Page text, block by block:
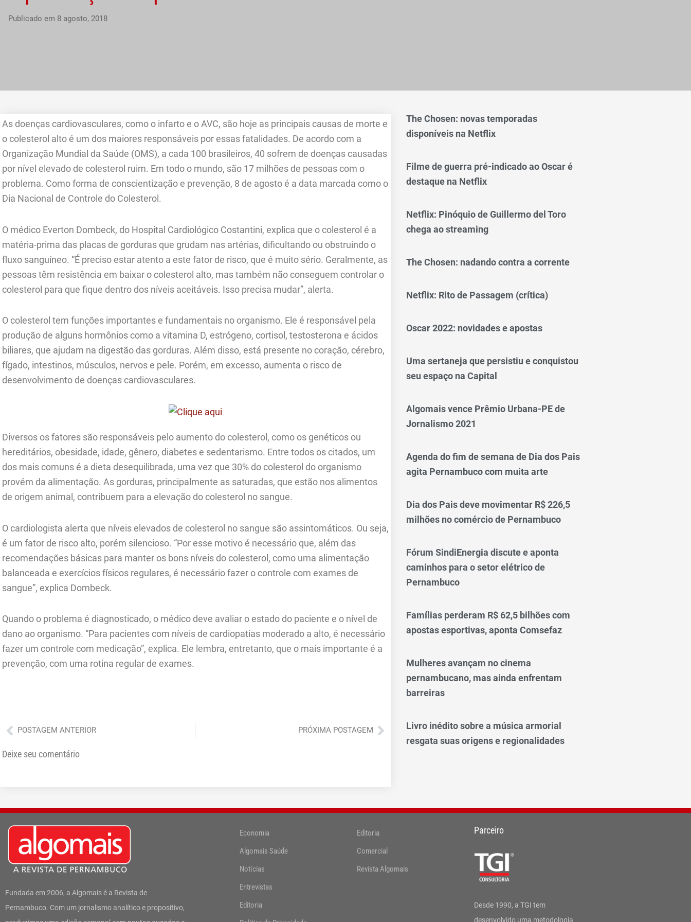
Publicado em 8 agosto, 2018
As doenças cardiovasculares, como o infarto e o AVC, são hoje as principais causas de morte e
o colesterol alto é um dos maiores responsáveis por essas fatalidades. De acordo com a
Organização Mundial da Saúde (OMS), a cada 100 brasileiros, 40 sofrem de doenças causadas
por nível elevado de colesterol ruim. Em todo o mundo, são 17 milhões de pessoas com o
problema. Como forma de conscientização e prevenção, 8 de agosto é a data marcada como o
Dia Nacional de Controle do Colesterol.
O médico Everton Dombeck, do Hospital Cardiológico Costantini, explica que o colesterol é a
matéria-prima das placas de gorduras que grudam nas artérias, dificultando ou obstruindo o
fluxo sanguíneo. “É preciso estar atento a este fator de risco, que é muito sério. Geralmente, as
pessoas têm resistência em baixar o colesterol alto, mas também não conseguem controlar o
colesterol para que fique dentro dos níveis aceitáveis. Isso precisa mudar”, alerta.
O colesterol tem funções importantes e fundamentais no organismo. Ele é responsável pela
produção de alguns hormônios como a vitamina D, estrógeno, cortisol, testosterona e ácidos
biliares, que ajudam na digestão das gorduras. Além disso, está presente no coração, cérebro,
fígado, intestinos, músculos, nervos e pele. Porém, em excesso, aumenta o risco de
desenvolvimento de doenças cardiovasculares.
Diversos os fatores são responsáveis pelo aumento do colesterol, como os genéticos ou
hereditários, obesidade, idade, gênero, diabetes e sedentarismo. Entre todos os citados, um
dos mais comuns é a dieta desequilibrada, uma vez que 30% do colesterol do organismo
provém da alimentação. As gorduras, principalmente as saturadas, que estão nos alimentos
de origem animal, contribuem para a elevação do colesterol no sangue.
O cardiologista alerta que níveis elevados de colesterol no sangue são assintomáticos. Ou seja,
é um fator de risco alto, porém silencioso. “Por esse motivo é necessário que, além das
recomendações básicas para manter os bons níveis do colesterol, como uma alimentação
balanceada e exercícios físicos regulares, é necessário fazer o controle com exames de
sangue”, explica Dombeck.
Quando o problema é diagnosticado, o médico deve avaliar o estado do paciente e o nível de
dano ao organismo. “Para pacientes com níveis de cardiopatias moderado a alto, é necessário
fazer um controle com medicação”, explica. Ele lembra, entretanto, que o mais importante é a
prevenção, com uma rotina regular de exames.
Anterior
POSTAGEM ANTERIOR PRÓXIMA POSTAGEMPróximo
Deixe seu comentário
The Chosen: novas temporadas
disponíveis na Netflix
Filme de guerra pré-indicado ao Oscar é
destaque na Netflix
Netflix: Pinóquio de Guillermo del Toro
chega ao streaming
The Chosen: nadando contra a corrente
Netflix: Rito de Passagem (crítica)
Oscar 2022: novidades e apostas
Uma sertaneja que persistiu e conquistou
seu espaço na Capital
Algomais vence Prêmio Urbana-PE de
Jornalismo 2021
Agenda do fim de semana de Dia dos Pais
agita Pernambuco com muita arte
Dia dos Pais deve movimentar R$ 226,5
milhões no comércio de Pernambuco
Fórum SindiEnergia discute e aponta
caminhos para o setor elétrico de
Pernambuco
Famílias perderam R$ 62,5 bilhões com
apostas esportivas, aponta Comsefaz
Mulheres avançam no cinema
pernambucano, mas ainda enfrentam
barreiras
Livro inédito sobre a música armorial
resgata suas origens e regionalidades
Fundada em 2006, a Algomais é a Revista de
Pernambuco. Com um jornalismo analítico e propositivo,
Economia
Algomais Saúde
Notícias
Entrevistas
Editoria
Editoria
Comercial
Revista Algomais
Parceiro
Desde 1990, a TGI tem
desenvolvido uma metodologia